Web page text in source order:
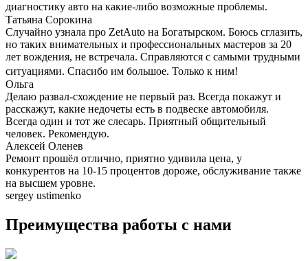
диагностику авто на какие-либо возможные проблемы.
Татьяна Сорокина
Случайно узнала про ZetAuto на Богатырском. Боюсь сглазить,
но таких внимательных и профессиональных мастеров за 20
лет вождения, не встречала. Справляются с самыми трудными
ситуациями. Спасибо им большое. Только к ним!
Ольга
Делаю развал-схождение не первый раз. Всегда покажут и
расскажут, какие недочеты есть в подвеске автомобиля.
Всегда один и тот же слесарь. Приятный общительный
человек. Рекомендую.
Алексей Оленев
Ремонт прошёл отлично, приятно удивила цена, у
конкурентов на 10-15 процентов дороже, обслуживание также
на высшем уровне.
sergey ustimenko
Преимущества работы с нами